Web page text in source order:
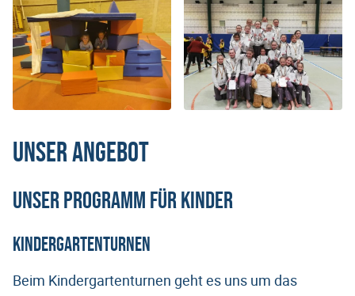
Unser Angebot
Unser Programm für Kinder
Kindergartenturnen
Beim Kindergartenturnen geht es uns um das